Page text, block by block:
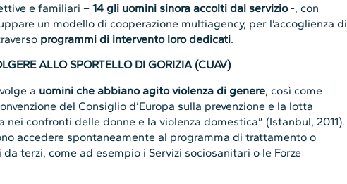
e familiari –14 gli uomini sinora accolti dal servizio-, con
un modello di cooperazione multiagency, per l’accoglienza di
programmi di intervento loro dedicati.
ALLO SPORTELLO DI GORIZIA (CUAV)
a uomini che abbiano agito violenza di genere, così come
del Consiglio d’Europa sulla prevenzione e la lotta
nei confronti delle donne e la violenza domestica” (Istanbul, 2011).
accedere spontaneamente al programma di trattamento o
terzi, come ad esempio i Servizi sociosanitari o le Forze